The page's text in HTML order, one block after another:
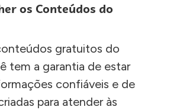
os Conteúdos do
gratuitos do
tem a garantia de estar
confiáveis e de
para atender às